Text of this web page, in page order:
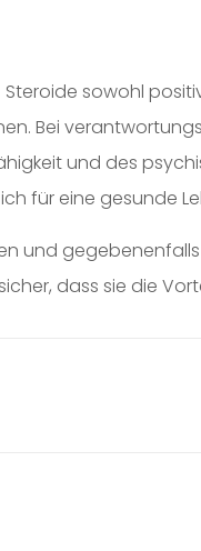
sowohl
Bei
und des
für eine gesunde
und
dass sie die